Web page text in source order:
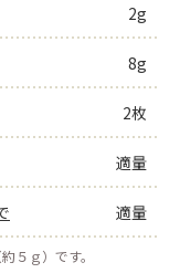
2g
8g
2枚
適量
適量
５ｇ）です。